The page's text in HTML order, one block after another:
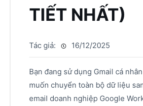
TIẾT NHẤT)
Tác giả: 16/12/2025
Bạn đang sử dụng Gmail cá
muốn chuyển toàn bộ dữ liệu
email doanh nghiệp Google